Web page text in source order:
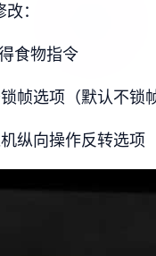
：
食物指令
帧选项（默认不锁
纵向操作反转选项